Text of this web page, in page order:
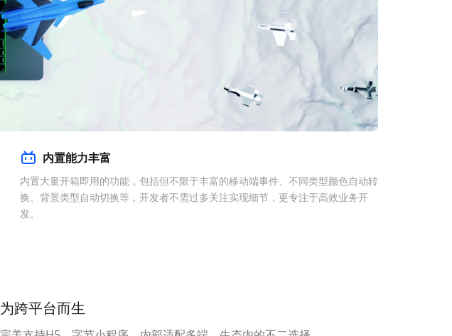
内置能力丰富
内置大量开箱即用的功能，包括但不限于丰富的移动端事件、不同类型颜色自动转
换、背景类型自动切换等，开发者不需过多关注实现细节，更专注于高效业务开
发。
为跨平台而生